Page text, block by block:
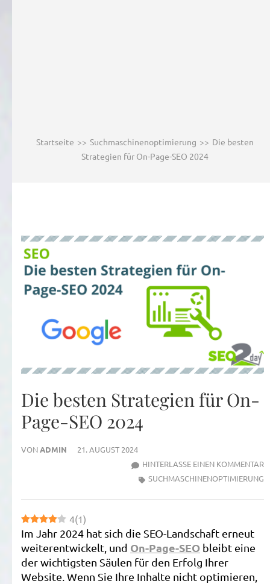
Startseite >> Suchmaschinenoptimierung >> Die besten
Strategien für On-Page-SEO 2024
Die besten Strategien für On-
Page-SEO 2024
VONADMIN
21. AUGUST 2024
HINTERLASSE EINEN KOMMENTAR
SUCHMASCHINENOPTIMIERUNG
4(1)
Im Jahr 2024 hat sich die SEO-Landschaft erneut
weiterentwickelt, und On-Page-SEO bleibt eine
der wichtigsten Säulen für den Erfolg Ihrer
Website. Wenn Sie Ihre Inhalte nicht optimieren,